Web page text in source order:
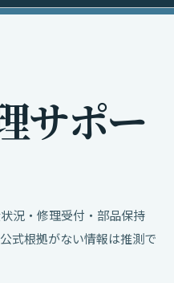
サポー
況・修理受付・部品保持
式根拠がない情報は推測で